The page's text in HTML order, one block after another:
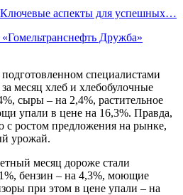
аспекты для успешных…
Дружба»
специалистами
месяц хлеб и хлебобулочные
сыры – на 2,4%, растительное
упали в цене на 16,3%. Правда,
с ростом предложения на рынке,
урожай.
месяц дороже стали
бензин – на 4,3%, моющие
при этом в цене упали – на